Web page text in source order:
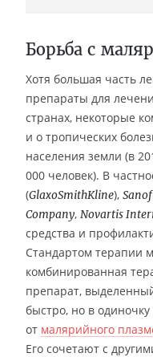
Борьба с
Хотя большая часть
препараты для
странах, некоторые
и о тропических
населения земли (в
000 человек). В
(GlaxoSmithKline),
Company, Novartis
средства и
Стандартом терапии
комбинированная
препарат,
быстро, но в
от малярийного
Его сочетают с